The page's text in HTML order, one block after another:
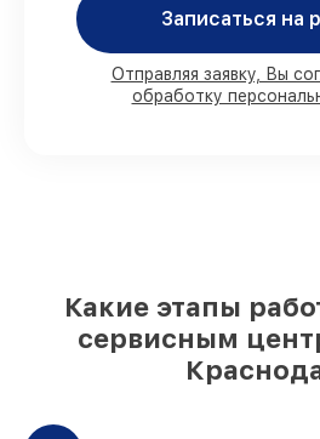
Мы гарантируем:
работ за 1–2 часа,
приступает к
Записаться на
Отправляя заявку, Вы
обработку
Какие этапы
сервисным